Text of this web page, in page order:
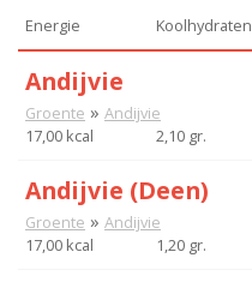
Energie Koolhydraten
Andijvie
Groente » Andijvie
17,00 kcal
2,10 gr.
Andijvie (Deen)
Groente » Andijvie
17,00 kcal
1,20 gr.